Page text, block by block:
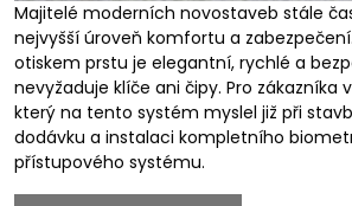
Majitelé moderních novostaveb stále
nejvyšší úroveň komfortu a
otiskem prstu je elegantní, rychlé a
nevyžaduje klíče ani čipy. Pro zákazníka
který na tento systém myslel již při
dodávku a instalaci kompletního
přístupového systému.